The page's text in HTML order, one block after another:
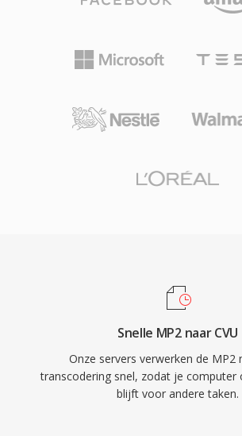
Snelle MP2 naar CVU
Onze servers verwerken de MP2
transcodering snel, zodat je
blijft voor andere taken.